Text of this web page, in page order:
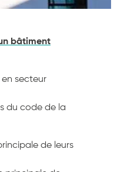
bâtiment
secteur
du code de la
de leurs